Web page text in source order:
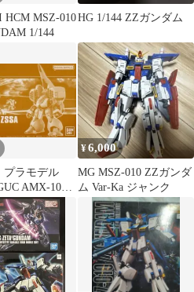
HCM MSZ-010
1/144
HG 1/144 ZZガンダム
プラモデル
AMX-102
動戦士ガンダ
レミアムバン
[5063860]
¥6,000
MG MSZ-010 ZZガンダ
ム Var-Ka ジャンク